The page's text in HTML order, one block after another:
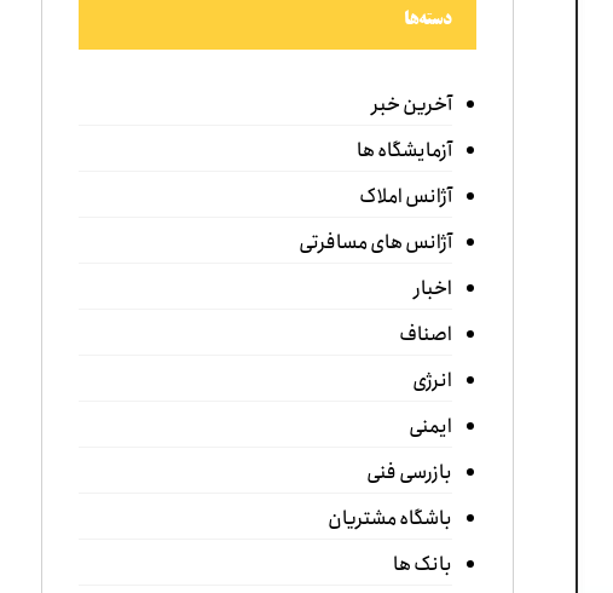
دسته‌ها
آخرین خبر
آزمایشگاه ها
آژانس املاک
آژانس های مسافرتی
اخبار
اصناف
انرژی
ایمنی
بازرسی فنی
باشگاه مشتریان
بانک ها